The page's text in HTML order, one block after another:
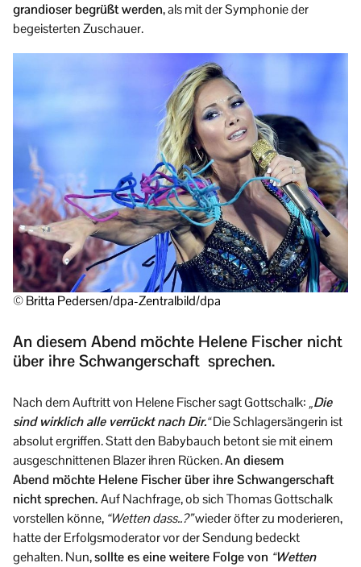
grandioser begrüßt werden, als mit der Symphonie der
begeisterten Zuschauer.
© Britta Pedersen/dpa-Zentralbild/dpa
An diesem Abend möchte Helene Fischer nicht
über ihre Schwangerschaft sprechen.
Nach dem Auftritt von Helene Fischer sagt Gottschalk: „Die
sind wirklich alle verrückt nach Dir.“Die Schlagersängerin ist
absolut ergriffen. Statt den Babybauch betont sie mit einem
ausgeschnittenen Blazer ihren Rücken.An diesem
Abend möchte Helene Fischer über ihre Schwangerschaft
nicht sprechen.Auf Nachfrage, ob sich Thomas Gottschalk
vorstellen könne, “Wetten dass..?”wieder öfter zu moderieren,
hatte der Erfolgsmoderator vor der Sendung bedeckt
gehalten. Nun,sollte es eine weitere Folge von “Wetten